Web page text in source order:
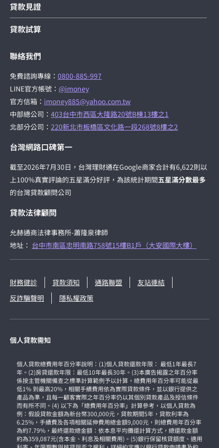
貸款見證
貸款試算
聯絡我們
免費諮詢專線： 0800-885-997
LINE官方帳號： @imoney
官方信箱： imoney885@yahoo.com.tw
中部總公司： 403台中市西區大隆路20號B棟13樓之1
北部分公司： 220新北市板橋區文化路一段268號8樓之2
台灣網路口碑第一
截至2026年7月30日，台灣理財通在Google商家合計有6,622則以
上100%真實評論的五星滿分好評，為該統計期間五星滿分數最多
的台灣貸款顧問公司
貸款法律顧問
允赫通商法律事務所-蕭隆泉律師
地址： 台中市南區忠明南路758號15樓B1戶（大安國際大樓）
財務健診 貸款須知 通路聯盟
友站連結
反詐騙聲明
隱私權政策
個人貸款需知
個人貸款總費用年百分率說明：(1)個人貸款還款年限： 最低1年最長7
年。(2)房貸還款年限：最低10年最長30年。(3)本廣告揭露之年百分率
係按主管機關備查之標準計算範例予以計算，總費用年百分率可能從最
低1% 到最高20%，相關手續費用依為實際貸款條件，並以銀行提供之
產品為準，且每一顧客實際之年百分率仍以其個別貸款產品及授信條件
而有所不同。(4) 以下為「總費用年百分率」計算參考，以個人貸款為
例：假設貸款金額為新台幣300,000元，貸款期間5年，貸款利率為
6.25%，手續費及各項相關延伸費用總金額9,000元，則總費用年百分率
為約7.79%，最終還款總金額：依本息平均攤還計算方式，總還款金額
約為359,087元(含本金、利息及相關費用)。(5)銀行保留核貸額度、適用